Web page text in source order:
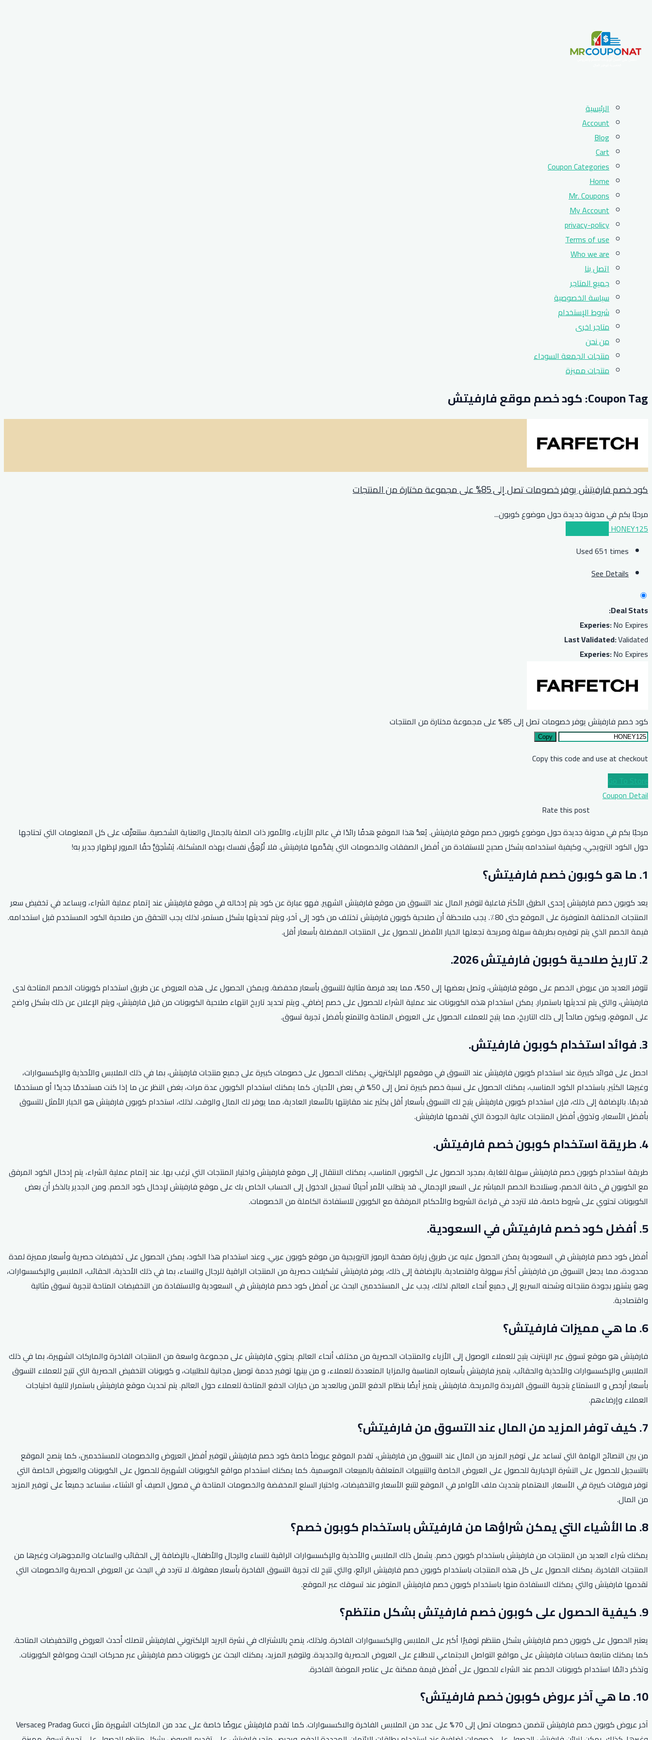
الرئيسية
Account
Blog
Cart
Coupon Categories
Home
Mr. Coupons
My Account
privacy-policy
Terms of use
Who we are
اتصل بنا
جميع المتاجر
سياسة الخصوصية
شروط الإستخدام
متاجر اخرى
من نحن
منتجات الجمعة السوداء
منتجات مميزة
Coupon Tag: كود خصم موقع فارفيتش
كود خصم فارفيتش يوفر خصومات تصل إلى 85% على مجموعة مختارة من المنتجات
مرحبًا بكم في مدونة جديدة حول موضوع كوبون...
HONEY125
Used 651 times
See Details
Deal Stats:
Experies:No Expires
Last Validated:Validated
Experies:No Expires
كود خصم فارفيتش يوفر خصومات تصل إلى 85% على مجموعة مختارة من المنتجات
Copy
Copy this code and use at checkout
Go To Store
Coupon Detail
Rate this post
مرحبًا بكم في مدونة جديدة حول موضوع كوبون خصم موقع فارفيتش. يُعدُّ هذا الموقع هدفًا رائدًا في عالم الأزياء، والأمور ذات الصلة بالجمال والعناية الشخصية. ستتعرَّف على كل المعلومات التي تحتاجها
حول الكود الترويجي، وكيفية استخدامه بشكل صحيح للاستفادة من أفضل الصفقات والخصومات التي يقدِّمها فارفيتش. فلا تُرْهِقْ نفسك بهذه المشكلة، يَسْتَحِقُّ حقًا المرور لإظهار جدير به!
1. ما هو كوبون خصم فارفيتش؟
يعد كوبون خصم فارفيتش إحدى الطرق الأكثر فاعلية لتوفير المال عند التسوق من موقع فارفيتش الشهير. فهو عبارة عن كود يتم إدخاله في موقع فارفيتش عند إتمام عملية الشراء، ويساعد في تخفيض سعر
المنتجات المختلفة المتوفرة على الموقع حتى 80٪. يجب ملاحظة أن صلاحية كوبون فارفيتش تختلف من كود إلى آخر، ويتم تحديثها بشكل مستمر، لذلك يجب التحقق من صلاحية الكود المستخدم قبل استخدامه.
قيمة الخصم الذي يتم توفيره بطريقة سهلة ومريحة تجعلها الخيار الأفضل للحصول على المنتجات المفضلة بأسعار أقل.
2. تاريخ صلاحية كوبون فارفيتش 2026.
تتوفر العديد من عروض الخصم على موقع فارفيتش، وتصل بعضها إلى 50%، مما يعد فرصة مثالية للتسوق بأسعار مخفضة. ويمكن الحصول على هذه العروض عن طريق استخدام كوبونات الخصم المتاحة لدى
فارفيتش، والتي يتم تحديثها باستمرار. يمكن استخدام هذه الكوبونات عند عملية الشراء للحصول على خصم إضافي. ويتم تحديد تاريخ انتهاء صلاحية الكوبونات من قبل فارفيتش، ويتم الإعلان عن ذلك بشكل واضح
على الموقع، ويكون صالحاً إلى ذلك التاريخ، مما يتيح للعملاء الحصول على العروض المتاحة والتمتع بأفضل تجربة تسوق.
3. فوائد استخدام كوبون فارفيتش.
احصل على فوائد كبيرة عند استخدام كوبون فارفيتش عند التسوق في موقعهم الإلكتروني. يمكنك الحصول على خصومات كبيرة على جميع منتجات فارفيتش، بما في ذلك الملابس والأحذية والإكسسوارات،
وغيرها الكثير. باستخدام الكود المناسب، يمكنك الحصول على نسبة خصم كبيرة تصل إلى 50% في بعض الأحيان. كما يمكنك استخدام الكوبون عدة مرات، بغض النظر عن ما إذا كنت مستخدمًا جديدًا أو مستخدمًا
قديمًا. بالإضافة إلى ذلك، فإن استخدام كوبون فارفيتش يتيح لك التسوق بأسعار أقل بكثير عند مقارنتها بالأسعار العادية، مما يوفر لك المال والوقت. لذلك، استخدام كوبون فارفيتش هو الخيار الأمثل للتسوق
بأفضل الأسعار، وتذوق أفضل المنتجات عالية الجودة التي تقدمها فارفيتش.
4. طريقة استخدام كوبون خصم فارفيتش.
طريقة استخدام كوبون خصم فارفيتش سهلة للغاية. بمجرد الحصول على الكوبون المناسب، يمكنك الانتقال إلى موقع فارفيتش واختيار المنتجات التي ترغب بها. عند إتمام عملية الشراء، يتم إدخال الكود المرفق
مع الكوبون في خانة الخصم، وستلاحظ الخصم المباشر على السعر الإجمالي. قد يتطلب الأمر أحيانًا تسجيل الدخول إلى الحساب الخاص بك على موقع فارفيتش لإدخال كود الخصم. ومن الجدير بالذكر أن بعض
الكوبونات تحتوي على شروط خاصة، فلا تتردد في قراءة الشروط والأحكام المرفقة مع الكوبون للاستفادة الكاملة من الخصومات.
5. أفضل كود خصم فارفيتش في السعودية.
أفضل كود خصم فارفيتش في السعودية يمكن الحصول عليه عن طريق زيارة صفحة الرموز الترويجية من موقع كوبون عربي. وعند استخدام هذا الكود، يمكن الحصول على تخفيضات حصرية وأسعار مميزة لمدة
محدودة، مما يجعل التسوق من فارفيتش أكثر سهولة واقتصادية. بالإضافة إلى ذلك، يوفر فارفيتش تشكيلات حصرية من المنتجات الراقية للرجال والنساء، بما في ذلك الأحذية، الحقائب، الملابس والإكسسوارات،
وهو يشتهر بجودة منتجاته وشحنه السريع إلى جميع أنحاء العالم. لذلك، يجب على المستخدمين البحث عن أفضل كود خصم فارفيتش في السعودية والاستفادة من التخفيضات المتاحة لتجربة تسوق مثالية
واقتصادية.
6. ما هي مميزات فارفيتش؟
فارفيتش هو موقع تسوق عبر الإنترنت يتيح للعملاء الوصول إلى الأزياء والمنتجات الحصرية من مختلف أنحاء العالم. يحتوي فارفيتش على مجموعة واسعة من المنتجات الفاخرة والماركات الشهيرة، بما في ذلك
الملابس والإكسسوارات والأحذية والحقائب. يتميز فارفيتش بأسعاره المناسبة والمزايا المتعددة للعملاء، و من بينها توفير خدمة توصيل مجانية للطلبيات، و كوبونات التخفيض الحصرية التي تتيح للعملاء التسوق
بأسعار أرخص و الاستمتاع بتجربة التسوق الفريدة والمريحة. فارفيتش يتميز أيضًا بنظام الدفع الآمن وبالعديد من خيارات الدفع المتاحة للعملاء حول العالم. يتم تحديث موقع فارفيتش باستمرار لتلبية احتياجات
العملاء وإرضاءهم.
7. كيف توفر المزيد من المال عند التسوق من فارفيتش؟
من بين النصائح الهامة التي تساعد على توفير المزيد من المال عند التسوق من فارفيتش، تقدم الموقع عروضاً خاصة كود خصم فارفيتش لتوفير أفضل العروض والخصومات للمستخدمين، كما ينصح الموقع
بالتسجيل للحصول على النشرة الإخبارية للحصول على العروض الخاصة والتنبيهات المتعلقة بالمبيعات الموسمية. كما يمكنك استخدام مواقع الكوبونات الشهيرة للحصول على الكوبونات والعروض الخاصة التي
توفر فروقات كبيرة في الأسعار. الاهتمام بتحديث ملف الأوامر في الموقع لتتبع الأسعار والتخفيضات، واختيار السلع المخفضة والخصومات المتاحة في فصول الصيف أو الشتاء، ستساعد جميعاً على توفير المزيد
من المال.
8. ما الأشياء التي يمكن شراؤها من فارفيتش باستخدام كوبون خصم؟
يمكنك شراء العديد من المنتجات من فارفيتش باستخدام كوبون خصم. يشمل ذلك الملابس والأحذية والإكسسوارات الراقية للنساء والرجال والأطفال، بالإضافة إلى الحقائب والساعات والمجوهرات وغيرها من
المنتجات الفاخرة. يمكنك الحصول على كل هذه المنتجات باستخدام كوبون خصم فارفيتش الرائع، والتي تتيح لك تجربة التسوق الفاخرة بأسعار معقولة. لا تتردد في البحث عن العروض الحصرية والخصومات التي
تقدمها فارفيتش والتي يمكنك الاستفادة منها باستخدام كوبون خصم فارفيتش المتوفر عند تسوقك عبر الموقع.
9. كيفية الحصول على كوبون خصم فارفيتش بشكل منتظم؟
يعتبر الحصول على كوبون خصم فارفيتش بشكل منتظم توفيرًا أكبر على الملابس والإكسسوارات الفاخرة. ولذلك، ينصح بالاشتراك في نشرة البريد الإلكتروني لفارفيتش لتصلك أحدث العروض والتخفيضات المتاحة.
كما يمكنك متابعة حسابات فارفيتش على مواقع التواصل الاجتماعي للاطلاع على العروض الحصرية والجديدة. ولتوفير المزيد، يمكنك البحث عن كوبونات خصم فارفيتش عبر محركات البحث ومواقع الكوبونات.
وتذكر دائمًا استخدام كوبونات الخصم عند الشراء للحصول على أفضل قيمة ممكنة على عناصر الموضة الفاخرة.
10. ما هي آخر عروض كوبون خصم فارفيتش؟
آخر عروض كوبون خصم فارفيتش تتضمن خصومات تصل إلى 70% على عدد من الملابس الفاخرة والاكسسوارات. كما تقدم فارفيتش عروضًا خاصة على عدد من الماركات الشهيرة مثل Gucci وPrada وVersace